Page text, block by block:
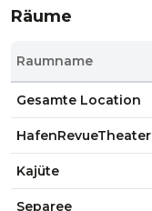
Räume
Raumname
Gesamte Location
HafenRevueTheater
Kajüte
Separee